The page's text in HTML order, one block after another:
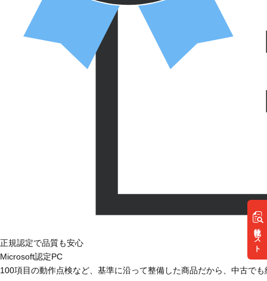
リスト
正規認定で品質も安心
Microsoft認定PC
100項目の動作点検など、基準に沿って整備した商品だから、中古で